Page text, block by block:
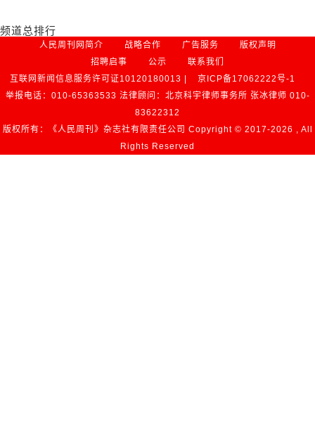
频道总排行
人民周刊网简介 战略合作 广告服务
版权声明
招聘启事
公示
联系我们
互联网新闻信息服务许可证10120180013 |
京ICP备17062222号-1
举报电话：010-65363533 法律顾问：北京科宇律师事务所 张冰律师 010-
83622312
版权所有：《人民周刊》杂志社有限责任公司 Copyright © 2017-2026 , All
Rights Reserved